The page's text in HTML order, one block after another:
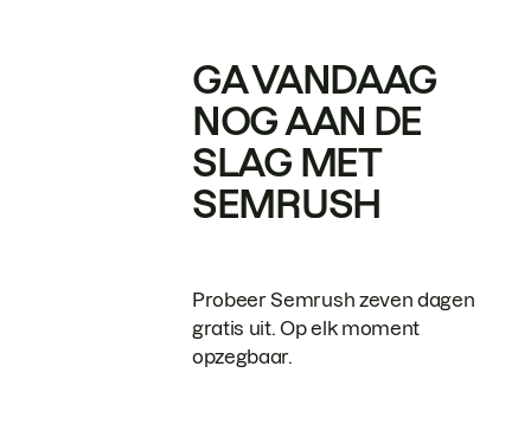
GA VANDAAG
NOG AAN DE
SLAG MET
SEMRUSH
Probeer Semrush zeven dagen
gratis uit. Op elk moment
opzegbaar.